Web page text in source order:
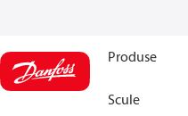
Produse
Scule